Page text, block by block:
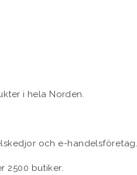
i hela Norden.
och e-handelsföretag.
2500 butiker.